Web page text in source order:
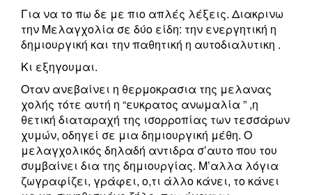
Για να το πω δε με πιο απλές λέξεις. Διακρινω
την Μελαγχολία σε δύο είδη: την ενεργητική η
δημιουργική και την παθητική η αυτοδιαλυτικη .
Κι εξηγουμαι.
Οταν ανεβαίνει η θερμοκρασια της μελανας
χολής τότε αυτή η “ευκρατος ανωμαλία ” ,η
θετική διαταραχή της ισορροπίας των τεσσάρων
χυμών, οδηγεί σε μια δημιουργική μέθη. Ο
μελαγχολικός δηλαδή αντιδρα σ’αυτο που του
συμβαίνει δια της δημιουργίας. Μ’αλλα λόγια
ζωγραφίζει, γράφει, ο,τι άλλο κάνει, το κάνει